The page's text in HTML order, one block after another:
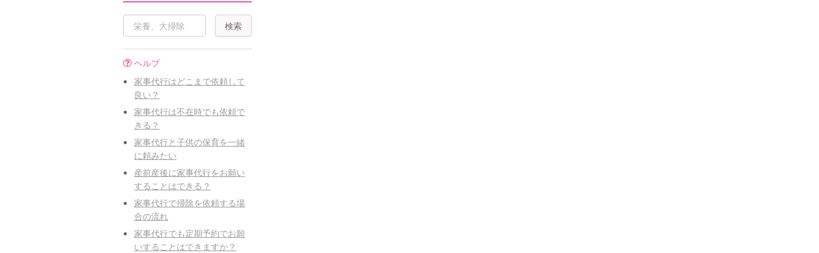
ヘルプ
家事代行はどこまで依頼して
良い？
家事代行は不在時でも依頼で
きる？
家事代行と子供の保育を一緒
に頼みたい
産前産後に家事代行をお願い
することはできる？
家事代行で掃除を依頼する場
合の流れ
家事代行でも定期予約でお願
いすることはできますか？